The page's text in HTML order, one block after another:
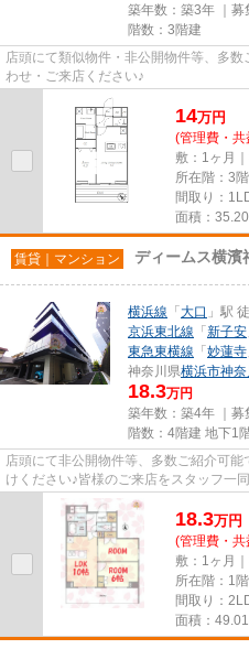
築年数：築3年 ｜募
階数：3階建
店頭にて類似物件・非公開物件等、多
わせ・ご来店ください♪
14万円
(管理費・
敷：1ヶ月
所在階：3階
間取り：
面積：
賃貸｜マンション ディームス横濱
横浜線 「 大口 」駅
京浜東北線 「 新子安
東急東横線 「 妙蓮寺
神奈川県横浜市神奈
18.3万円
築年数：築4年 ｜募
階数：4階建 地下1
店頭にて非公開物件等、多数ご紹介可
けください♪皆様のご来店をスタッフ一
18.3万円
(管理費・
敷：1ヶ月
所在階：1階
間取り：
面積：